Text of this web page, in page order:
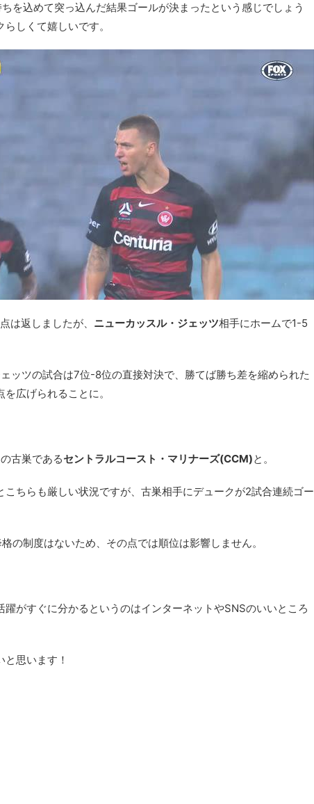
を込めて突っ込んだ結果ゴールが決まったという感じでしょう
しくて嬉しいです。
は返しましたが、 ニューカッスル・ジェッツ相手にホームで1-5
ッツの試合は7位-8位の直接対決で、勝てば勝ち差を縮められた
広げられることに。
古巣であるセントラルコースト・マリナーズ(CCM)と。
こちらも厳しい状況ですが、古巣相手にデュークが2試合連続ゴー
の制度はないため、その点では順位は影響しません。
躍がすぐに分かるというのはインターネットやSNSのいいところ
思います！